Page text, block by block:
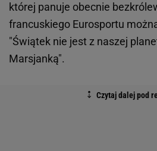
której panuje obecnie
francuskiego Eurosportu
"Świątek nie jest z naszej
Marsjanką".